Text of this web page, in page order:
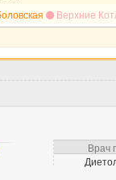
Верхние
Врач